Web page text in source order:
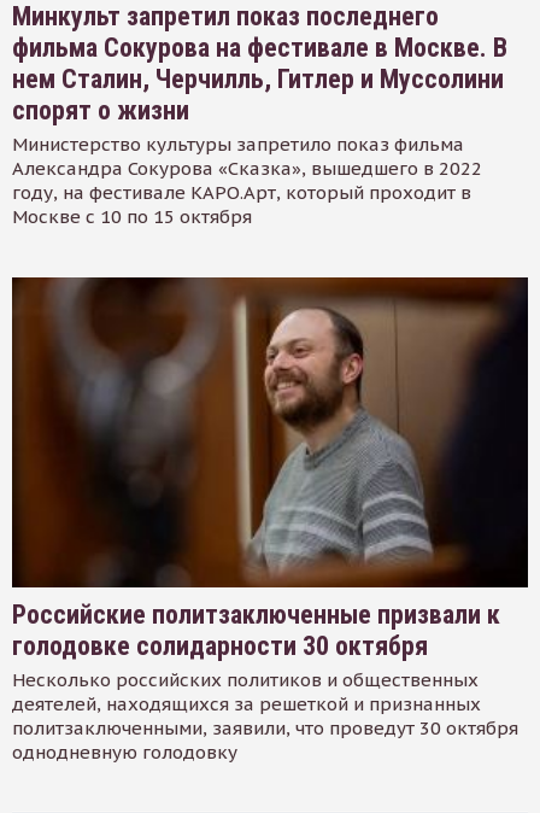
Минкульт запретил показ последнего
фильма Сокурова на фестивале в Москве. В
нем Сталин, Черчилль, Гитлер и Муссолини
спорят о жизни
Министерство культуры запретило показ фильма
Александра Сокурова «Сказка», вышедшего в 2022
году, на фестивале КАРО.Арт, который проходит в
Москве с 10 по 15 октября
Российские политзаключенные призвали к
голодовке солидарности 30 октября
Несколько российских политиков и общественных
деятелей, находящихся за решеткой и признанных
политзаключенными, заявили, что проведут 30 октября
однодневную голодовку